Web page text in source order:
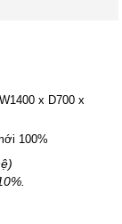
x D700 x
100%